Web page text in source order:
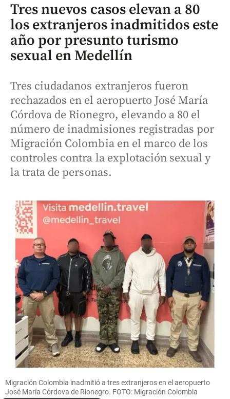
Tres nuevos casos elevan a 80
los extranjeros inadmitidos este
año por presunto turismo
sexual en Medellín
Tres ciudadanos extranjeros fueron
rechazados en el aeropuerto José María
Córdova de Rionegro, elevando a 80 el
número de inadmisiones registradas por
Migración Colombia en el marco de los
controles contra la explotación sexual y
la trata de personas.
Migración Colombia inadmitió a tres extranjeros en el aeropuerto
José María Córdova de Rionegro. FOTO: Migración Colombia